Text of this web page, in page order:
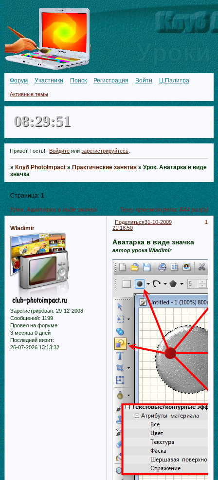
Форум Участники Поиск Регистрация Войти Ц.Палитра
Активные темы
08:29:51
Привет, Гость! Войдите илизарегистрируйтесь
»Клуб PhotoImpact »Практические занятия »Урок. Аватарка в виде
значка
Урок. Аватарка в виде значка Тему просмотрели:644 раз(а)
Страница:1
Поделиться 1
31-10-2009
21:18:50
Wladimir
Зарегистрирован: 29-12-2008
Сообщений: 1199
Провел на форуме:
3 месяца 0 дней
Последний визит:
26-07-2026 13:13:32
Аватарка в виде значка
автор урока Wladimir